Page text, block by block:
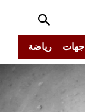
جهات رياضة